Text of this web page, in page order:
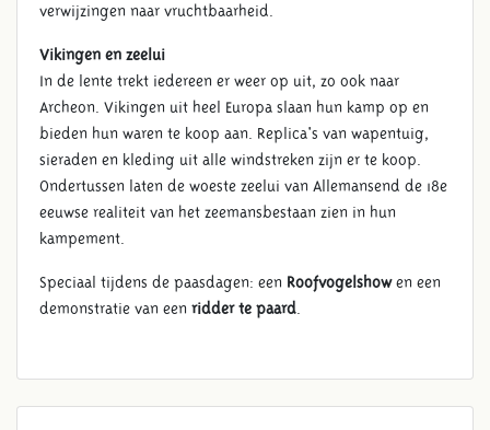
verwijzingen naar vruchtbaarheid.
Vikingen en zeelui
In de lente trekt iedereen er weer op uit, zo ook naar
Archeon. Vikingen uit heel Europa slaan hun kamp op en
bieden hun waren te koop aan. Replica's van wapentuig,
sieraden en kleding uit alle windstreken zijn er te koop.
Ondertussen laten de woeste zeelui van Allemansend de 18e
eeuwse realiteit van het zeemansbestaan zien in hun
kampement.
Speciaal tijdens de paasdagen: een Roofvogelshowen een
demonstratie van een ridder te paard